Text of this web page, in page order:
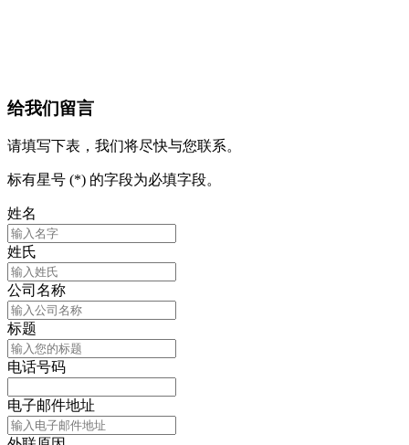
给我们留言
请填写下表，我们将尽快与您联系。
标有星号 (*) 的字段为必填字段。
姓名
姓氏
公司名称
标题
电话号码
电子邮件地址